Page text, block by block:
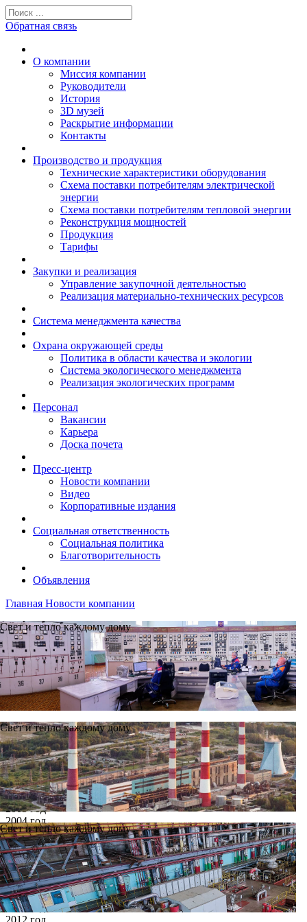
Обратная связь
О компании
Миссия компании
Руководители
История
3D музей
Раскрытие информации
Контакты
Производство и продукция
Технические характеристики оборудования
Схема поставки потребителям электрической
энергии
Схема поставки потребителям тепловой энергии
Реконструкция мощностей
Продукция
Тарифы
Закупки и реализация
Управление закупочной деятельностью
Реализация материально-технических ресурсов
Система менеджмента качества
Охрана окружающей среды
Политика в области качества и экологии
Система экологического менеджмента
Реализация экологических программ
Персонал
Вакансии
Карьера
Доска почета
Пресс-центр
Новости компании
Видео
Корпоративные издания
Социальная ответственность
Социальная политика
Благотворительность
Объявления
Главная Новости компании
Свет и тепло каждому дому
Свет и тепло каждому дому
Свет и тепло каждому дому
Новости
Архив
Все годы
2002 год
2003 год
2004 год
2005 год
2006 год
2007 год
2008 год
2009 год
2010 год
2011 год
2012 год